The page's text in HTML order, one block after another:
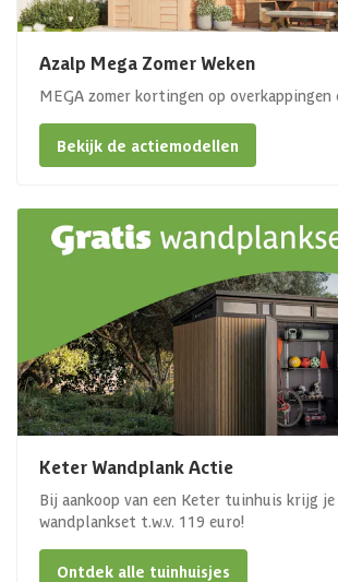
Azalp Mega Zomer Weken
MEGA zomer kortingen op overkappingen
Bekijk de actiemodellen
Keter Wandplank Actie
Bij aankoop van een Keter tuinhuis krijg
wandplankset t.w.v. 119 euro!
Ontdek alle tuinhuisjes